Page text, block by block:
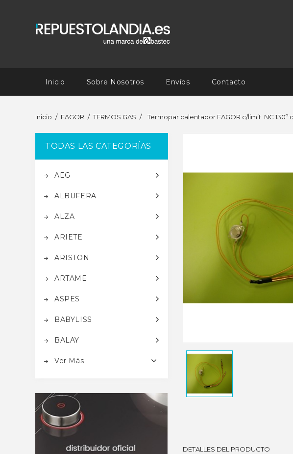
Inicio Sobre Nosotros Envíos Contacto
Inicio FAGOR TERMOS GAS Termopar calentador FAGOR c/limit. NC 130º
TODAS LAS CATEGORÍAS
AEG
ALBUFERA
ALZA
ARIETE
ARISTON
ARTAME
ASPES
BABYLISS
BALAY
Ver Más
DETALLES DEL PRODUCTO